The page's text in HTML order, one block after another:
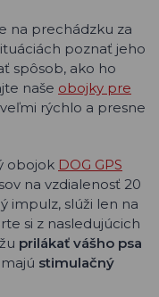
na prechádzku za
poznať jeho
spôsob, ako ho
naše obojky pre
rýchlo a presne
obojok DOG GPS
na vzdialenosť 20
impulz, slúži len na
si z nasledujúcich
prilákať vášho psa
stimulačný